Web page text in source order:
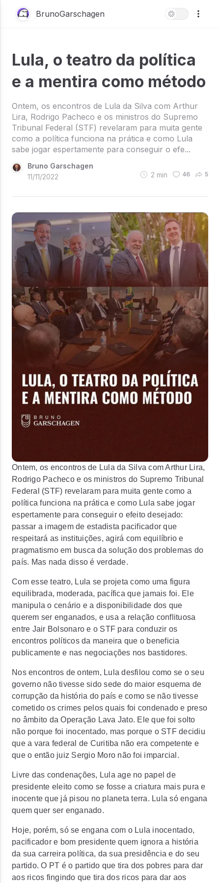
BrunoGarschagen
Lula, o teatro da política
e a mentira como método
Ontem, os encontros de Lula da Silva com Arthur
Lira, Rodrigo Pacheco e os ministros do Supremo
Tribunal Federal (STF) revelaram para muita gente
como a política funciona na prática e como Lula
sabe jogar espertamente para conseguir o efe...
Bruno Garschagen
11/11/2022
2 min 46 5
Ontem, os encontros de Lula da Silva com Arthur Lira,
Rodrigo Pacheco e os ministros do Supremo Tribunal
Federal (STF) revelaram para muita gente como a
política funciona na prática e como Lula sabe jogar
espertamente para conseguir o efeito desejado:
passar a imagem de estadista pacificador que
respeitará as instituições, agirá com equilíbrio e
pragmatismo em busca da solução dos problemas do
país. Mas nada disso é verdade.
Com esse teatro, Lula se projeta como uma figura
equilibrada, moderada, pacífica que jamais foi. Ele
manipula o cenário e a disponibilidade dos que
querem ser enganados, e usa a relação conflituosa
entre Jair Bolsonaro e o STF para conduzir os
encontros políticos da maneira que o beneficia
publicamente e nas negociações nos bastidores.
Nos encontros de ontem, Lula desfilou como se o seu
governo não tivesse sido sede do maior esquema de
corrupção da história do país e como se não tivesse
cometido os crimes pelos quais foi condenado e preso
no âmbito da Operação Lava Jato. Ele que foi solto
não porque foi inocentado, mas porque o STF decidiu
que a vara federal de Curitiba não era competente e
que o então juiz Sergio Moro não foi imparcial.
Livre das condenações, Lula age no papel de
presidente eleito como se fosse a criatura mais pura e
inocente que já pisou no planeta terra. Lula só engana
quem quer ser enganado.
Hoje, porém, só se engana com o Lula inocentado,
pacificador e bom presidente quem ignora a história
da sua carreira política, da sua presidência e do seu
partido. O PT é o partido que tira dos pobres para dar
aos ricos fingindo que tira dos ricos para dar aos